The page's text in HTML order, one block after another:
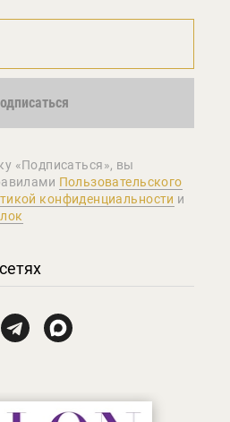
«Подписаться», вы
Пользовательского
конфиденциальности и